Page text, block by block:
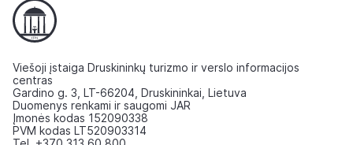
Viešoji įstaiga Druskininkų turizmo ir verslo informacijos
centras
Gardino g. 3, LT-66204, Druskininkai, Lietuva
Duomenys renkami ir saugomi JAR
Įmonės kodas 152090338
PVM kodas LT520903314